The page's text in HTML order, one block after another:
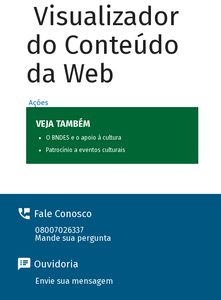
Visualizador
do Conteúdo
da Web
Ações
VEJA TAMBÉM
O BNDES e o apoio à cultura
Patrocínio a eventos culturais
Fale Conosco
08007026337
Mande sua pergunta
Ouvidoria
Envie sua mensagem